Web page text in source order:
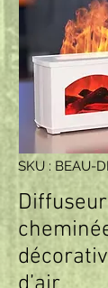
SKU : BEAU-